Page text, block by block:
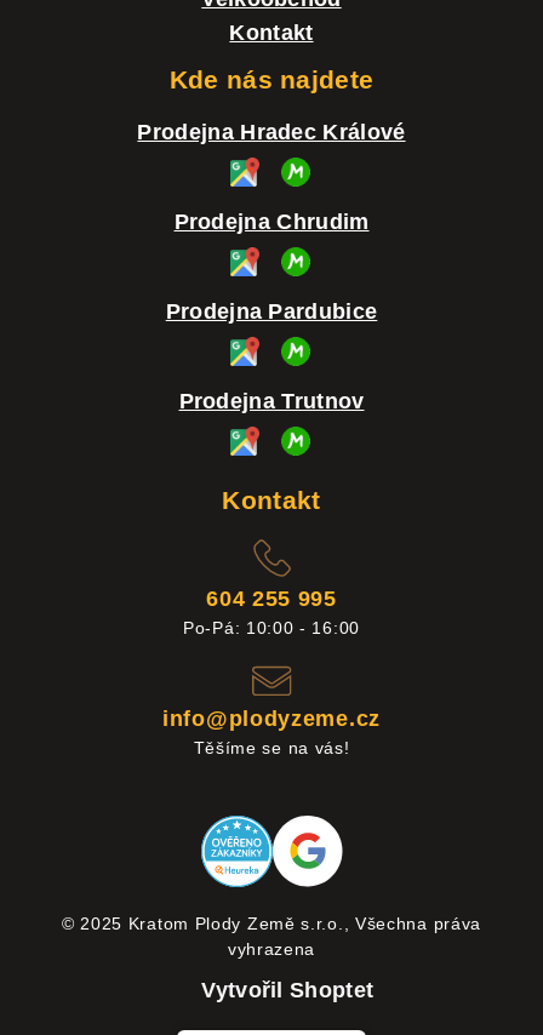
Kontakt
Kde nás najdete
Prodejna Hradec Králové
Prodejna Chrudim
Prodejna Pardubice
Prodejna Trutnov
Kontakt
604 255 995
Po-Pá: 10:00 - 16:00
info@plodyzeme.cz
Těšíme se na vás!
© 2025 Kratom Plody Země s.r.o., Všechna práva
vyhrazena
Vytvořil Shoptet